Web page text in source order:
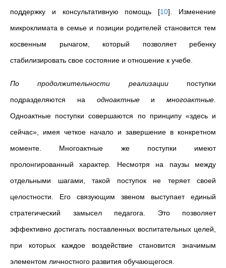
поддержку и консультативную помощь [10] . Изменение
микроклимата в семье и позиции родителей становится тем
косвенным рычагом, который позволяет ребенку
стабилизировать свое состояние и отношение к учебе.
По продолжительности реализации
поступки
подразделяются на одноактные и многоактные.
Одноактные поступки совершаются по принципу «здесь и
сейчас», имея четкое начало и завершение в конкретном
моменте. Многоактные же поступки имеют
пролонгированный характер. Несмотря на паузы между
отдельными шагами, такой поступок не теряет своей
целостности. Его связующим звеном выступает единый
стратегический замысел педагога. Это позволяет
эффективно достигать поставленных воспитательных целей,
при которых каждое воздействие становится значимым
элементом личностного развития обучающегося.